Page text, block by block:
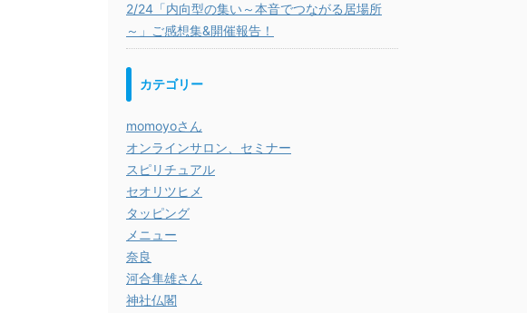
2/24「内向型の集い～本音でつながる居場所
～」ご感想集&開催報告！
カテゴリー
momoyoさん
オンラインサロン、セミナー
スピリチュアル
セオリツヒメ
タッピング
メニュー
奈良
河合隼雄さん
神社仏閣